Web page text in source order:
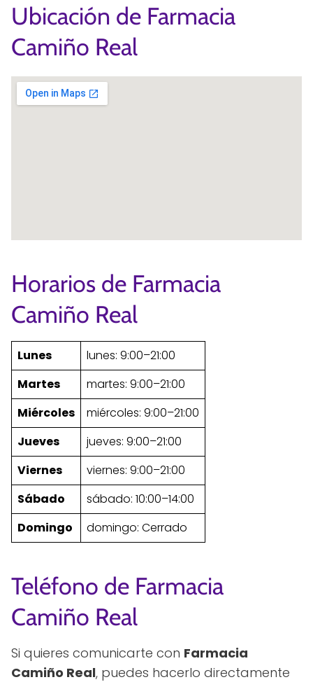
Ubicación de Farmacia
Camiño Real
Horarios de Farmacia
Camiño Real
Lunes
lunes: 9:00–21:00
Martes
martes: 9:00–21:00
Miércoles
miércoles: 9:00–21:00
Jueves
jueves: 9:00–21:00
Viernes
viernes: 9:00–21:00
Sábado
sábado: 10:00–14:00
Domingo
domingo: Cerrado
Teléfono de Farmacia
Camiño Real
Si quieres comunicarte con Farmacia
Camiño Real, puedes hacerlo directamente